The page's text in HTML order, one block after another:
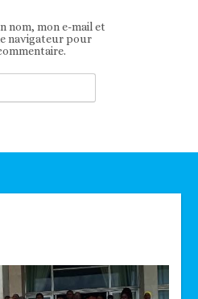
nom, mon e-mail et
navigateur pour